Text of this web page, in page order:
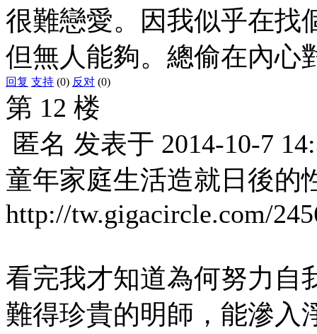
很難戀愛。因我似乎在找
但無人能夠。總偷在內心
回复 支持 (0) 反对 (0)
第 12 楼
匿名 发表于 2014-10-7
童年家庭生活造就日後的
http://tw.gigacircle.com/
看完我才知道為何努力自
難得珍貴的明師，能滲入